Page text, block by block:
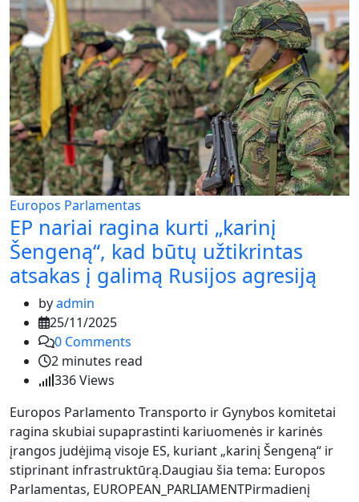
Europos Parlamentas
EP nariai ragina kurti „karinį
Šengeną“, kad būtų užtikrintas
atsakas į galimą Rusijos agresiją
byadmin
25/11/2025
0 Comments
2 minutes read
336Views
Europos Parlamento Transporto ir Gynybos komitetai
ragina skubiai supaprastinti kariuomenės ir karinės
įrangos judėjimą visoje ES, kuriant „karinį Šengeną“ ir
stiprinant infrastruktūrą.Daugiau šia tema: Europos
Parlamentas, EUROPEAN_PARLIAMENTPirmadienį